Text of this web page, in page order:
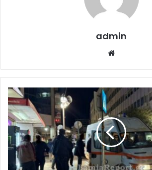
admin